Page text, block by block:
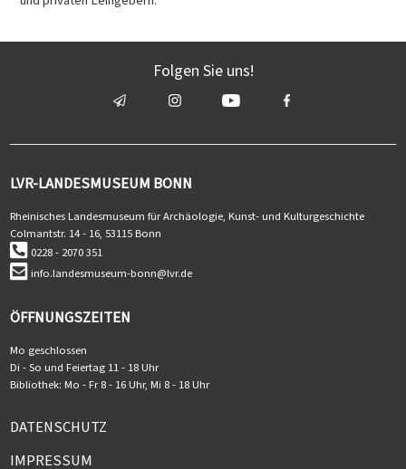
Folgen Sie uns!
LVR-LANDESMUSEUM BONN
Rheinisches Landesmuseum für Archäologie, Kunst- und Kulturgeschichte
Colmantstr. 14 - 16, 53115 Bonn
0228 - 2070 351
info.landesmuseum-bonn@lvr.de
ÖFFNUNGSZEITEN
Mo geschlossen
Di - So und Feiertag 11 - 18 Uhr
Bibliothek: Mo - Fr 8 - 16 Uhr, Mi 8 - 18 Uhr
DATENSCHUTZ
IMPRESSUM